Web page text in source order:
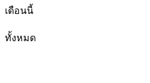
เดือนนี้
ทั้งหมด